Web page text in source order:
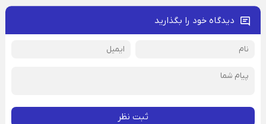
دیدگاه خود را بگذارید
ثبت نظر